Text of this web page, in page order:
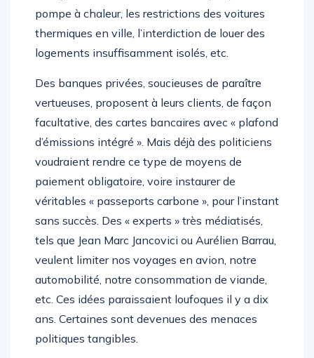
pompe à chaleur, les restrictions des voitures
thermiques en ville, l’interdiction de louer des
logements insuffisamment isolés, etc.
Des banques privées, soucieuses de paraître
vertueuses, proposent à leurs clients, de façon
facultative, des cartes bancaires avec « plafond
d’émissions intégré ». Mais déjà des politiciens
voudraient rendre ce type de moyens de
paiement obligatoire, voire instaurer de
véritables « passeports carbone », pour l’instant
sans succès. Des « experts » très médiatisés,
tels que Jean Marc Jancovici ou Aurélien Barrau,
veulent limiter nos voyages en avion, notre
automobilité, notre consommation de viande,
etc. Ces idées paraissaient loufoques il y a dix
ans. Certaines sont devenues des menaces
politiques tangibles.